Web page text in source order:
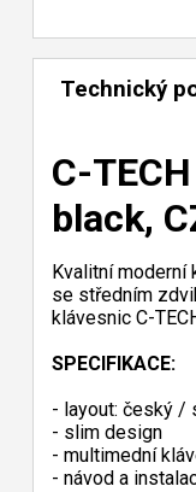
Technický
C-
black,
Kvalitní moderní
se středním
klávesnic C-
SPECIFIKACE:
- layout: český /
- slim design
- multimední
- návod a